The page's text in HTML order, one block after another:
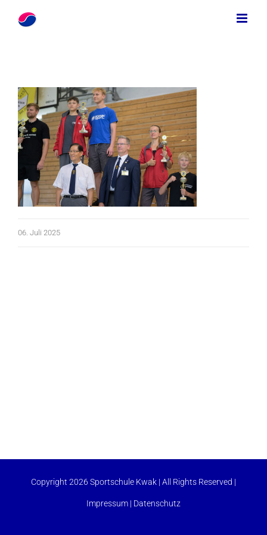
Zum
Inhalt
06. Juli 2025
Copyright 2026 Sportschule Kwak | All Rights Reserved |
Impressum | Datenschutz